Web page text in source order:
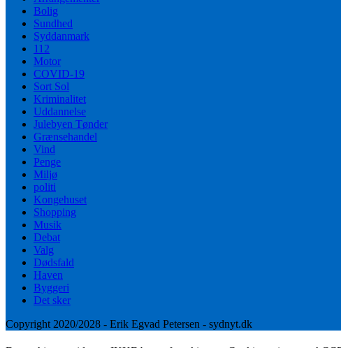
Bolig
Sundhed
Syddanmark
112
Motor
COVID-19
Sort Sol
Kriminalitet
Uddannelse
Julebyen Tønder
Grænsehandel
Vind
Penge
Miljø
politi
Kongehuset
Shopping
Musik
Debat
Valg
Dødsfald
Haven
Byggeri
Det sker
Copyright 2020/2028 - Erik Egvad Petersen - sydnyt.dk